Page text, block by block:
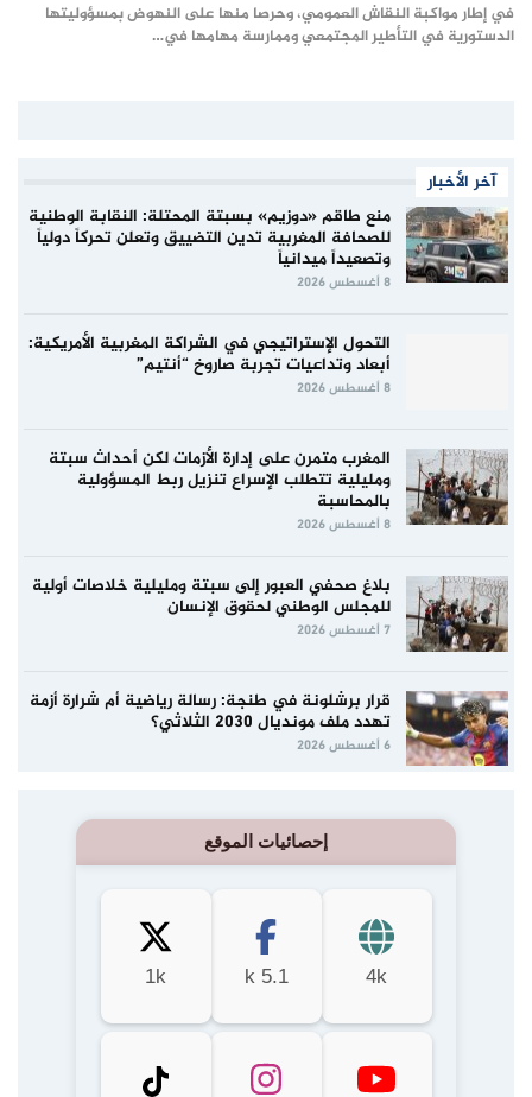
في إطار مواكبة النقاش العمومي، وحرصا منها على النهوض بمسؤوليتها
الدستورية في التأطير المجتمعي وممارسة مهامها في…
آخر الأخبار
منع طاقم «دوزيم» بسبتة المحتلة: النقابة الوطنية
للصحافة المغربية تدين التضييق وتعلن تحركاً دولياً
وتصعيداً ميدانياً
8 أغسطس 2026
التحول الإستراتيجي في الشراكة المغربية الأمريكية:
أبعاد وتداعيات تجربة صاروخ “أنتيم”
8 أغسطس 2026
المغرب متمرن على إدارة الأزمات لكن أحداث سبتة
ومليلية تتطلب الإسراع تنزيل ربط المسؤولية
بالمحاسبة
8 أغسطس 2026
بلاغ صحفي العبور إلى سبتة ومليلية خلاصات أولية
للمجلس الوطني لحقوق الإنسان
7 أغسطس 2026
قرار برشلونة في طنجة: رسالة رياضية أم شرارة أزمة
تهدد ملف مونديال 2030 الثلاثي؟
6 أغسطس 2026
إحصائيات الموقع
4k
5.1 k
1k